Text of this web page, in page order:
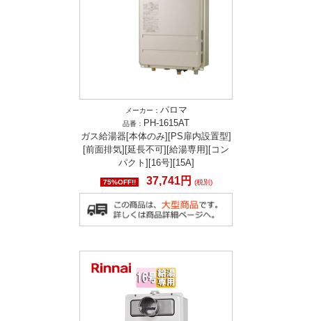
メーカー： パロマ
品番： PH-1615AT
ガス給湯器[本体のみ][PS扉内設置型]
[前面排気][延長不可][給湯専用][コン
パクト][16号][15A]
75%OFF!! 37,741円 (税別)